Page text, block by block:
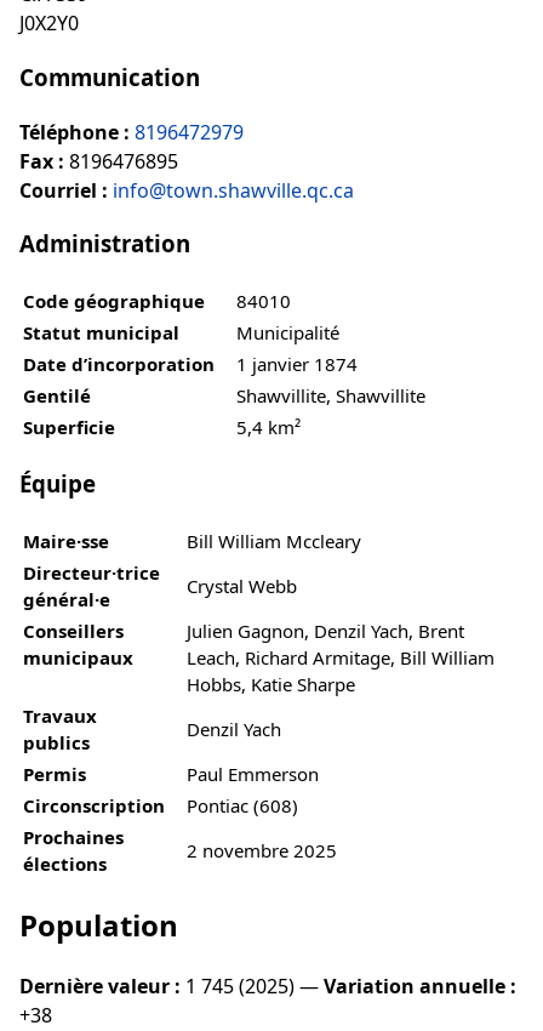
J0X2Y0
Communication
Téléphone : 8196472979
Fax : 8196476895
Courriel : info@town.shawville.qc.ca
Administration
Code géographique
84010
Statut municipal
Municipalité
Date d’incorporation
1 janvier 1874
Gentilé
Shawvillite, Shawvillite
Superficie
5,4 km²
Équipe
Maire·sse
Bill William Mccleary
Directeur·trice
général·e
Crystal Webb
Conseillers
municipaux
Julien Gagnon, Denzil Yach, Brent
Leach, Richard Armitage, Bill William
Hobbs, Katie Sharpe
Travaux
publics
Denzil Yach
Permis
Paul Emmerson
Circonscription
Pontiac (608)
Prochaines
élections
2 novembre 2025
Population
Dernière valeur : 1 745 (2025) —Variation annuelle :
+38